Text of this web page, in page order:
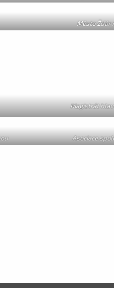
Město Žďár
Magistrát
Asociace